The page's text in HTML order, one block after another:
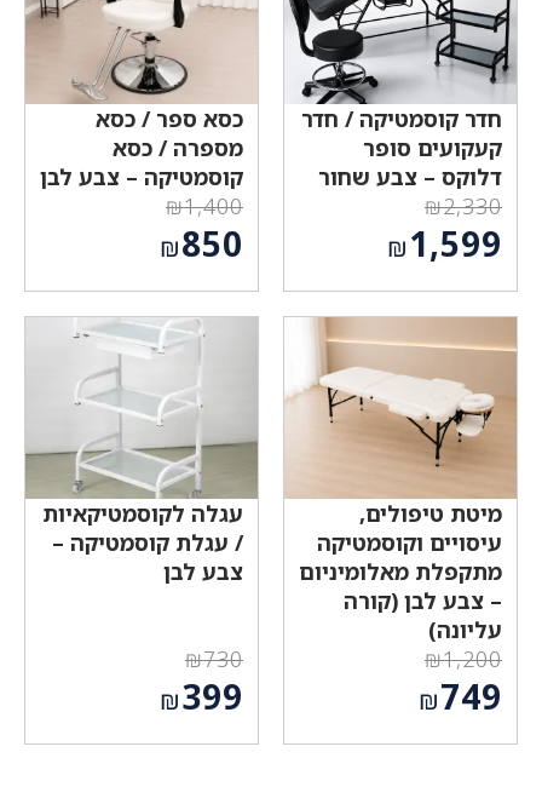
חדר קוסמטיקה / חדר
קעקועים סופר
דלוקס – צבע שחור
₪2,330
המחיר
המקורי
היה:
₪2,330.
₪1,599
הנוכחי
הוא:
כסא ספר / כסא
מספרה / כסא
קוסמטיקה – צבע לבן
₪1,400
המחיר
המקורי
היה:
₪1,400.
₪850
הנוכחי
₪850.
מיטת טיפולים,
עיסויים וקוסמטיקה
מתקפלת מאלומיניום
– צבע לבן (קורה
עליונה)
₪1,200
המחיר
המקורי
היה:
₪749
עגלה לקוסמטיקאיות
/ עגלת קוסמטיקה –
צבע לבן
₪730
המחיר
המקורי
היה:
₪399